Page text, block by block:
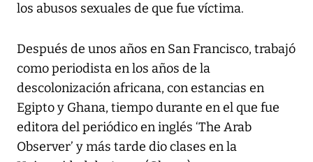
los abusos sexuales de que fue víctima.
Después de unos años en San Francisco, trabajó
como periodista en los años de la
descolonización africana, con estancias en
Egipto y Ghana, tiempo durante en el que fue
editora del periódico en inglés ‘The Arab
Observer’ y más tarde dio clases en la